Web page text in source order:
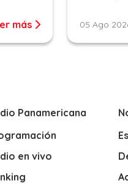
más 05 Ago
Panamericana
en vivo